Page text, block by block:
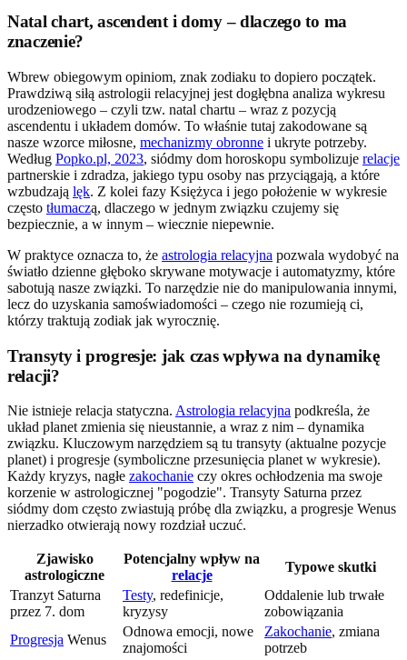
Natal chart, ascendent i domy – dlaczego to ma
znaczenie?
Wbrew obiegowym opiniom, znak zodiaku to dopiero początek.
Prawdziwą siłą astrologii relacyjnej jest dogłębna analiza wykresu
urodzeniowego – czyli tzw. natal chartu – wraz z pozycją
ascendentu i układem domów. To właśnie tutaj zakodowane są
nasze wzorce miłosne, mechanizmy obronne i ukryte potrzeby.
Według Popko.pl, 2023, siódmy dom horoskopu symbolizuje relacje
partnerskie i zdradza, jakiego typu osoby nas przyciągają, a które
wzbudzają lęk. Z kolei fazy Księżyca i jego położenie w wykresie
często tłumaczą, dlaczego w jednym związku czujemy się
bezpiecznie, a w innym – wiecznie niepewnie.
W praktyce oznacza to, że astrologia relacyjna pozwala wydobyć na
światło dzienne głęboko skrywane motywacje i automatyzmy, które
sabotują nasze związki. To narzędzie nie do manipulowania innymi,
lecz do uzyskania samoświadomości – czego nie rozumieją ci,
którzy traktują zodiak jak wyrocznię.
Transyty i progresje: jak czas wpływa na dynamikę
relacji?
Nie istnieje relacja statyczna. Astrologia relacyjna podkreśla, że
układ planet zmienia się nieustannie, a wraz z nim – dynamika
związku. Kluczowym narzędziem są tu transyty (aktualne pozycje
planet) i progresje (symboliczne przesunięcia planet w wykresie).
Każdy kryzys, nagłe zakochanie czy okres ochłodzenia ma swoje
korzenie w astrologicznej "pogodzie". Transyty Saturna przez
siódmy dom często zwiastują próbę dla związku, a progresje Wenus
nierzadko otwierają nowy rozdział uczuć.
Zjawisko
astrologiczne
Potencjalny wpływ na
relacje
Typowe skutki
Tranzyt Saturna
przez 7. dom
Testy, redefinicje,
kryzysy
Oddalenie lub trwałe
zobowiązania
Progresja Wenus
Odnowa emocji, nowe
znajomości
Zakochanie, zmiana
potrzeb